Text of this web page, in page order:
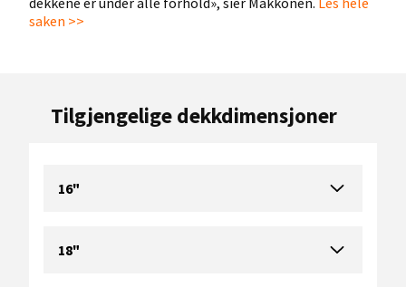
saken >>
Tilgjengelige dekkdimensjoner
16"
18"